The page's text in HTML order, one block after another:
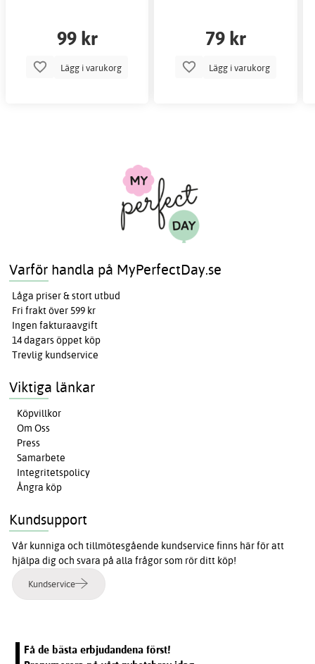
99 kr
Lägg i varukorg
79 kr
Lägg i varukorg
Varför handla på MyPerfectDay.se
Låga priser & stort utbud
Fri frakt över 599 kr
Ingen fakturaavgift
14 dagars öppet köp
Trevlig kundservice
Viktiga länkar
Köpvillkor
Om Oss
Press
Samarbete
Integritetspolicy
Ångra köp
Kundsupport
Vår kunniga och tillmötesgående kundservice finns här för att
hjälpa dig och svara på alla frågor som rör ditt köp!
Kundservice
Få de bästa erbjudandena först!